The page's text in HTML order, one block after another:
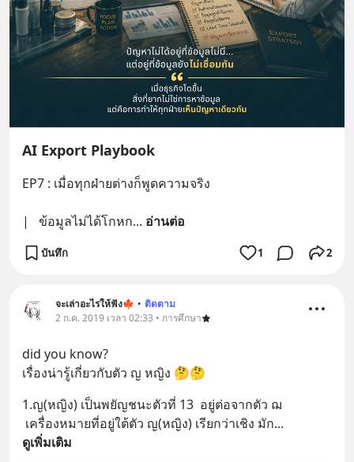
AI Export Playbook
EP7 : เมื่อทุกฝ่ายต่างก็พูดความจริง
|   ข้อมูลไม่ได้โกหก... อ่านต่อ
บันทึก 1 2
จะเล่าอะไรให้ฟัง🍁 • ติดตาม
2 ก.ค. 2019 เวลา 02:33 • การศึกษา
did you know?
เรื่องน่ารู้เกี่ยวกับตัว ญ หญิง 🤔🤔
1.ญ(หญิง) เป็นพยัญชนะตัวที่ 13  อยู่ต่อจากตัว ฌ
เครื่องหมายที่อยู่ใต้ตัว ญ(หญิง) เรียกว่าเชิง มัก...
ดูเพิ่มเติม